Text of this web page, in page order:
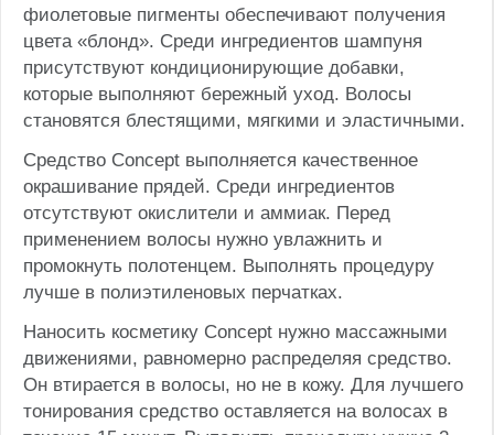
фиолетовые пигменты обеспечивают получения
цвета «блонд». Среди ингредиентов шампуня
присутствуют кондиционирующие добавки,
которые выполняют бережный уход. Волосы
становятся блестящими, мягкими и эластичными.
Средство Concept выполняется качественное
окрашивание прядей. Среди ингредиентов
отсутствуют окислители и аммиак. Перед
применением волосы нужно увлажнить и
промокнуть полотенцем. Выполнять процедуру
лучше в полиэтиленовых перчатках.
Наносить косметику Concept нужно массажными
движениями, равномерно распределяя средство.
Он втирается в волосы, но не в кожу. Для лучшего
тонирования средство оставляется на волосах в